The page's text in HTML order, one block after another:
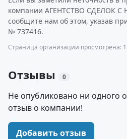
компании АГЕНТСТВО СДЕЛОК
сообщите нам об этом, указав
№ 737416.
Страница организации просмотрена:
Отзывы 0
Не опубликовано ни одного
отзыв о компании!
Добавить отзыв